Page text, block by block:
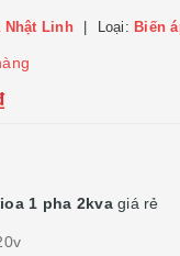
Nhật Linh Loại: Biến
1 pha 2kvagiá rẻ